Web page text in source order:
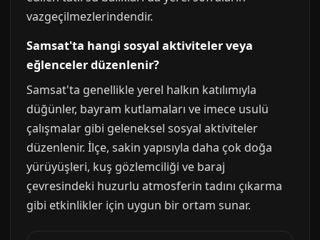
vazgeçilmezlerindendir.
Samsat'ta hangi sosyal aktiviteler veya
eğlenceler düzenlenir?
Samsat'ta genellikle yerel halkın katılımıyla
düğünler, bayram kutlamaları ve imece usulü
çalışmalar gibi geleneksel sosyal aktiviteler
düzenlenir. İlçe, sakin yapısıyla daha çok doğa
yürüyüşleri, kuş gözlemciliği ve baraj
çevresindeki huzurlu atmosferin tadını çıkarma
gibi etkinlikler için uygun bir ortam sunar.